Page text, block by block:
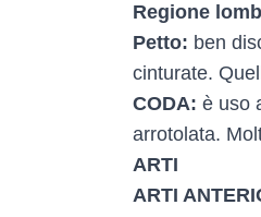
Regione
Petto: ben
cinturate.
CODA: è uso
arrotolata.
ARTI
ARTI